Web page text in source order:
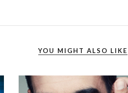
YOU MIGHT ALSO LIKE